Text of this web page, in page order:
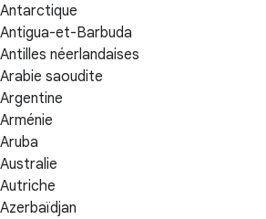
Antarctique
Antigua-et-Barbuda
Antilles néerlandaises
Arabie saoudite
Argentine
Arménie
Aruba
Australie
Autriche
Azerbaïdjan